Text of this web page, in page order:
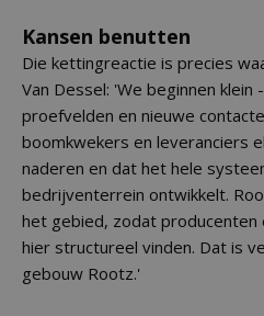
Kansen benutten
Die kettingreactie is precies
Van Dessel: 'We beginnen
proefvelden en nieuwe
boomkwekers en leveranciers
naderen en dat het hele
bedrijventerrein ontwikkelt.
het gebied, zodat producenten
hier structureel vinden. Dat is
gebouw Rootz.'